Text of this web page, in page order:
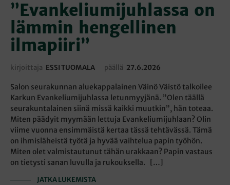
”Evankeliumijuhlassa on
lämmin hengellinen
ilmapiiri”
kirjoittaja ESSI TUOMALA päällä 27.6.2026
Salon seurakunnan aluekappalainen Väinö Väistö talkoilee
Karkun Evankeliumijuhlassa letunmyyjänä. ”Olen täällä
seurakuntalainen siinä missä kaikki muutkin”, hän toteaa.
Miten päädyit myymään lettuja Evankeliumijuhlaan? Olin
viime vuonna ensimmäistä kertaa tässä tehtävässä. Tämä
on ihmisläheistä työtä ja hyvää vaihtelua papin työhön.
Miten olet valmistautunut tähän urakkaan? Papin vastaus
on tietysti sanan luvulla ja rukouksella. […]
JATKA LUKEMISTA